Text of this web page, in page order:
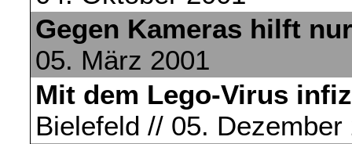
Gegen Kameras hilft
05. März 2001
Mit dem Lego-Virus
Bielefeld // 05. Dezember